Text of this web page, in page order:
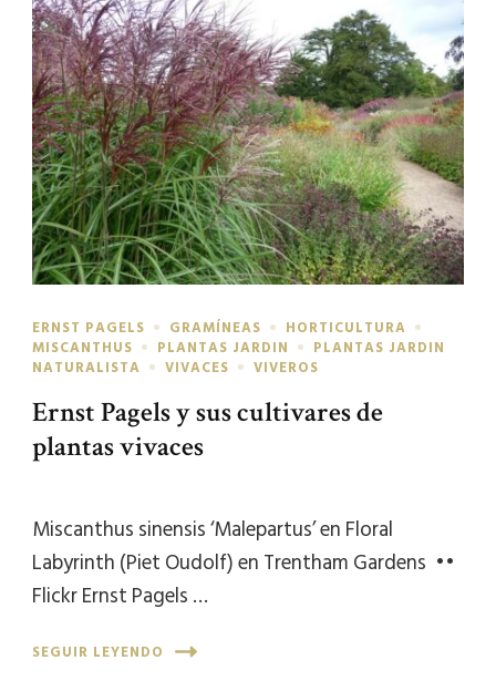
ERNST PAGELS GRAMÍNEAS
HORTICULTURA
MISCANTHUS
PLANTAS JARDIN
PLANTAS JARDIN
NATURALISTA
VIVACES VIVEROS
Ernst Pagels y sus cultivares de
plantas vivaces
Miscanthus sinensis ‘Malepartus’ en Floral
Labyrinth (Piet Oudolf) en Trentham Gardens ••
Flickr Ernst Pagels …
SEGUIR LEYENDO